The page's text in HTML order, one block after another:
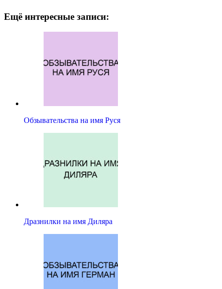
Ещё интересные записи:
Обзывательства на имя Руся
Дразнилки на имя Диляра